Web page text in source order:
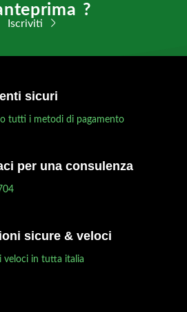
?
Iscriviti
sicuri
tutti i metodi di pagamento
per una consulenza
sicure & veloci
veloci in tutta italia